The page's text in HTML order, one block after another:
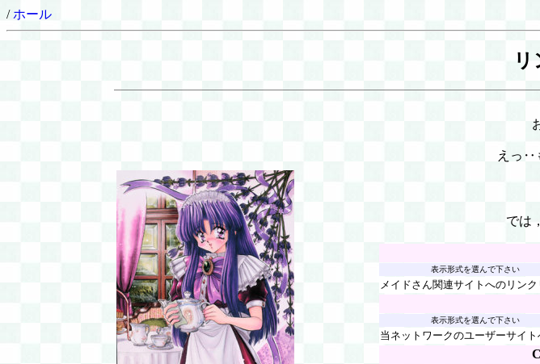
/ ホール
リ
えっ‥
では
表示形式を選んで下さい
メイドさん関連サイトへのリン
表示形式を選んで下さい
当ネットワークのユーザーサイ